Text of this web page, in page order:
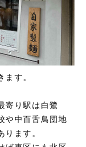
ます。
寄り駅は白鷺
や中百舌鳥団地
ります。